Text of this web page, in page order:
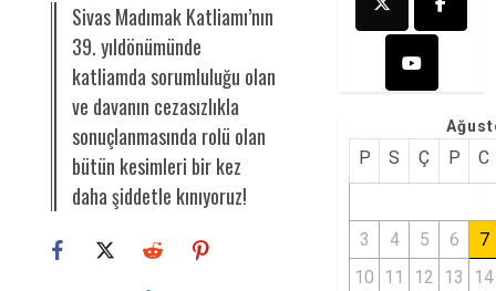
Sivas Madımak Katliamı’nın
39. yıldönümünde
katliamda sorumluluğu olan
ve davanın cezasızlıkla
sonuçlanmasında rolü olan
bütün kesimleri bir kez
daha şiddetle kınıyoruz!
P S Ç P C
3 4 5 6
7
10 11 12 13
14